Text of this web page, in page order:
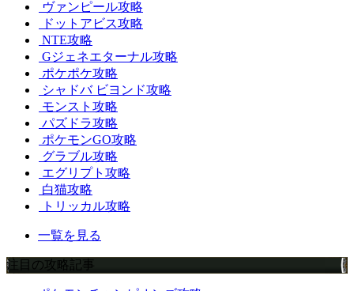
ヴァンピール攻略
ドットアビス攻略
NTE攻略
Gジェネエターナル攻略
ポケポケ攻略
シャドバ ビヨンド攻略
モンスト攻略
パズドラ攻略
ポケモンGO攻略
グラブル攻略
エグリプト攻略
白猫攻略
トリッカル攻略
一覧を見る
注目の攻略記事